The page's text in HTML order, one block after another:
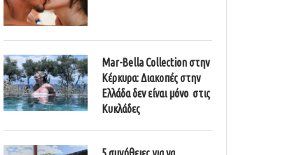
Mar-Bella Collection στην
Κέρκυρα: Διακοπές στην
Ελλάδα δεν είναι μόνο στις
Κυκλάδες